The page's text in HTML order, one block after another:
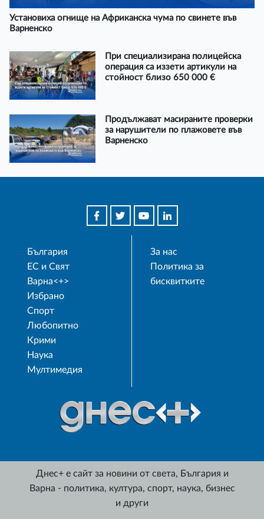
Установиха огнище на Африканска чума по свинете във
Варненско
При специализирана полицейска
операция са иззети артикули на
стойност близо 650 000 €
Продължават масираните проверки
за нарушители по плажовете във
Варненско
България
ЕС и Свят
Варна<+>
Избрано
Спорт
Любопитно
Крими
Наука
Мултимедия
За нас
Политика за
бисквитките
Днес+ е сайт за новини от света, България и
Варна - политика, култура, спорт, наука, бизнес
и други